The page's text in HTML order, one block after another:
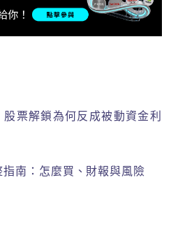
票解鎖為何反成被動資金利
南：怎麼買、財報與風險